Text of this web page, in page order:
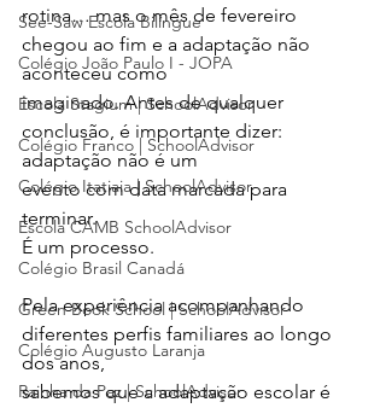
See-Saw Escola Bilíngue
Colégio João Paulo I - JOPA
Escola Stagium | SchoolAdvisor
Colégio Franco | SchoolAdvisor
Colégio Itatiaia | SchoolAdvisor
Escola CAMB SchoolAdvisor
Colégio Brasil Canadá
Green Book School | SchoolAdvisor
Colégio Augusto Laranja
Rainha da Paz | SchoolAdvisor
rotina… mas o mês de fevereiro
chegou ao fim e a adaptação não
aconteceu como
imaginado. Antes de qualquer
conclusão, é importante dizer:
adaptação não é um
evento com data marcada para
terminar.
É um processo.
Pela experiência acompanhando
diferentes perfis familiares ao longo
dos anos,
sabemos que a adaptação escolar é